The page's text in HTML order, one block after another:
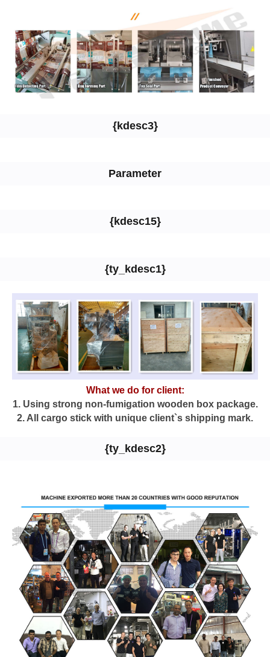
{kdesc3}
Parameter
{kdesc15}
{ty_kdesc1}
What we do for client:
1. Using strong non-fumigation wooden box package.
2. All cargo stick with unique client`s shipping mark.
{ty_kdesc2}